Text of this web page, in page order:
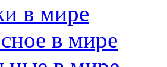
в мире
в мире